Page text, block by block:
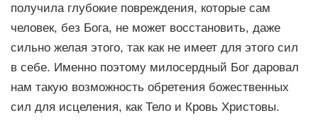
получила глубокие повреждения, которые сам
человек, без Бога, не может восстановить, даже
сильно желая этого, так как не имеет для этого сил
в себе. Именно поэтому милосердный Бог даровал
нам такую возможность обретения божественных
сил для исцеления, как Тело и Кровь Христовы.